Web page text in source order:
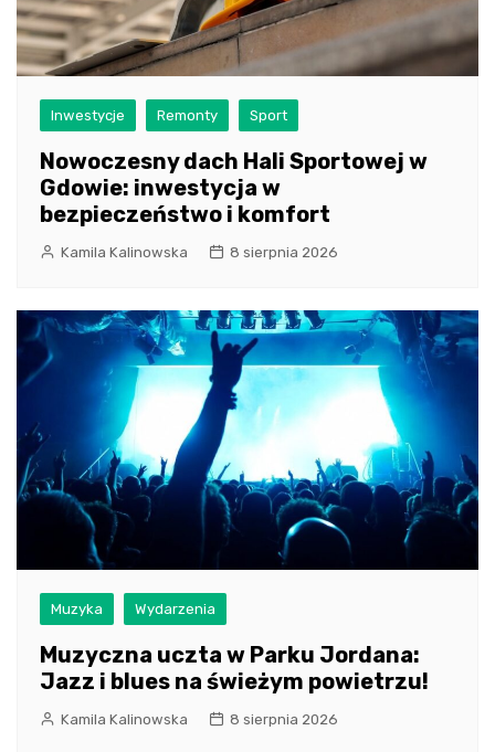
Inwestycje Remonty Sport
Nowoczesny dach Hali Sportowej w
Gdowie: inwestycja w
bezpieczeństwo i komfort
Kamila Kalinowska 8 sierpnia 2026
Muzyka Wydarzenia
Muzyczna uczta w Parku Jordana:
Jazz i blues na świeżym powietrzu!
Kamila Kalinowska 8 sierpnia 2026